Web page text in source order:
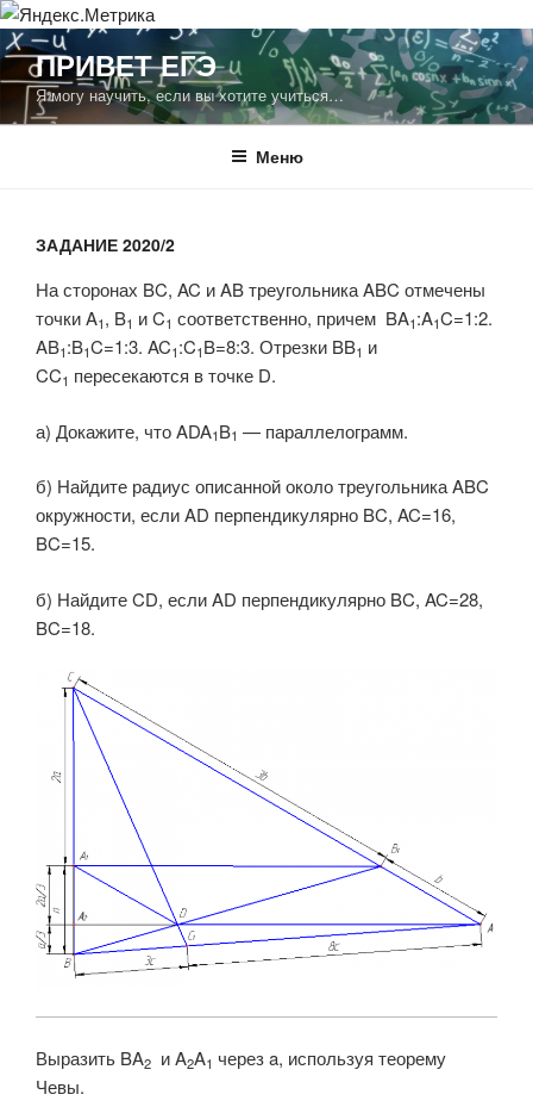
Перейти
содержимому
ПРИВЕТ ЕГЭ
Я могу научить, если вы хотите учиться…
Меню
ЗАДАНИЕ 2020/2
На сторонах BC, AC и AB треугольника ABC отмечены
точки A1, B1 и C1 соответственно, причем BA1:A1C=1:2.
AB1:B1C=1:3. AC1:C1B=8:3. Отрезки BB1 и
CC1 пересекаются в точке D.
а) Докажите, что ADA1B1 — параллелограмм.
б) Найдите радиус описанной около треугольника ABC
окружности, если AD перпендикулярно BC, AC=16,
BC=15.
б) Найдите CD, если AD перпендикулярно BC, AC=28,
BC=18.
Выразить BA2 и A2A1 через a, используя теорему
Чевы.